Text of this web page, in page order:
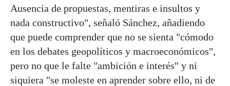
Ausencia de propuestas, mentiras e insultos y
nada constructivo", señaló Sánchez, añadiendo
que puede comprender que no se sienta "cómodo
en los debates geopolíticos y macroeconómicos",
pero no que le falte "ambición e interés" y ni
siquiera "se moleste en aprender sobre ello, ni de